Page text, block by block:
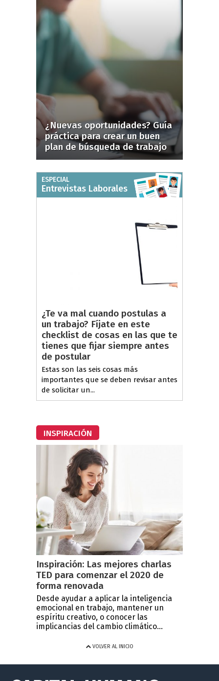
¿Nuevas oportunidades? Guía
práctica para crear un buen
plan de búsqueda de trabajo
ESPECIAL
Entrevistas Laborales
¿Te va mal cuando postulas a
un trabajo? Fíjate en este
checklist de cosas en las que te
tienes que fijar siempre antes
de postular
Estas son las seis cosas más
importantes que se deben revisar antes
de solicitar un...
INSPIRACIÓN
Inspiración: Las mejores charlas
TED para comenzar el 2020 de
forma renovada
Desde ayudar a aplicar la inteligencia
emocional en trabajo, mantener un
espíritu creativo, o conocer las
implicancias del cambio climático...
VOLVER AL INICIO